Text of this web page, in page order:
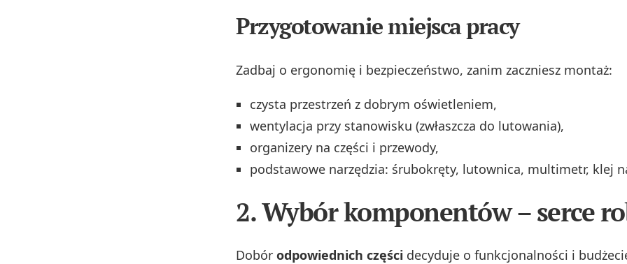
Przygotowanie miejsca pracy
Zadbaj o ergonomię i bezpieczeństwo, zanim zaczniesz montaż:
czysta przestrzeń z dobrym oświetleniem,
wentylacja przy stanowisku (zwłaszcza do lutowania),
organizery na części i przewody,
podstawowe narzędzia: śrubokręty, lutownica, multimetr, klej
2. Wybór komponentów – serce
Dobór odpowiednich części decyduje o funkcjonalności i